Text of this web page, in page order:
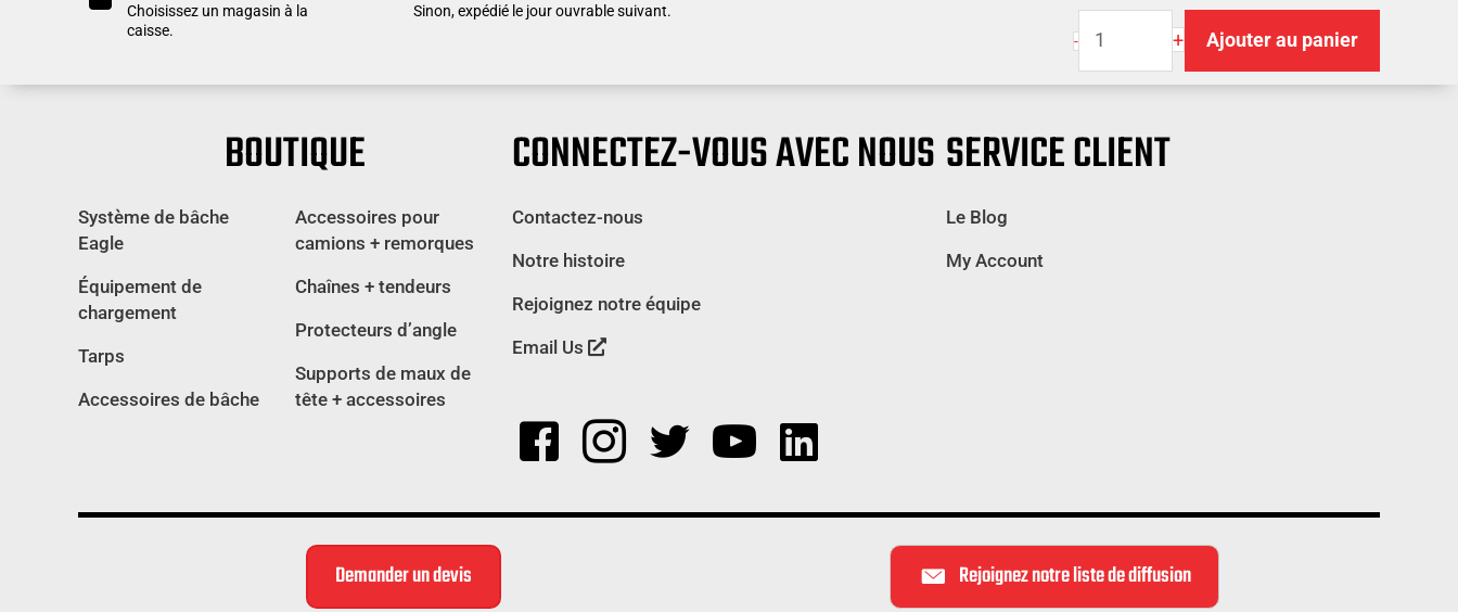
Choisissez un magasin à la
caisse.
Sinon, expédié le jour ouvrable suivant.
-
de
SANGLE
TREUIL
(VTI)
+ Ajouter au panier
BOUTIQUE
Système de bâche
Eagle
Équipement de
chargement
Tarps
Accessoires de bâche
Accessoires pour
camions + remorques
Chaînes + tendeurs
Protecteurs d’angle
Supports de maux de
tête + accessoires
CONNECTEZ-VOUS AVEC NOUS
Contactez-nous
Notre histoire
Rejoignez notre équipe
Email Us
SERVICE CLIENT
Le Blog
My Account
Demander un devis Rejoignez notre liste de diffusion